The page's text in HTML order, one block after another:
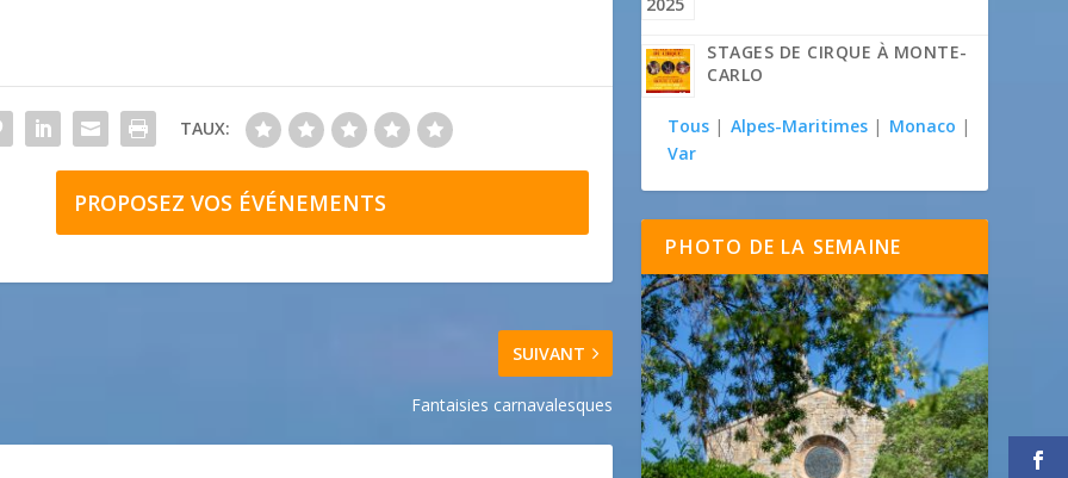
TAUX:
PROPOSEZ VOS ÉVÉNEMENTS
SUIVANT
Fantaisies carnavalesques
STAGES DE CIRQUE À MONTE-
CARLO
Tous | Alpes-Maritimes | Monaco |
Var
PHOTO DE LA SEMAINE